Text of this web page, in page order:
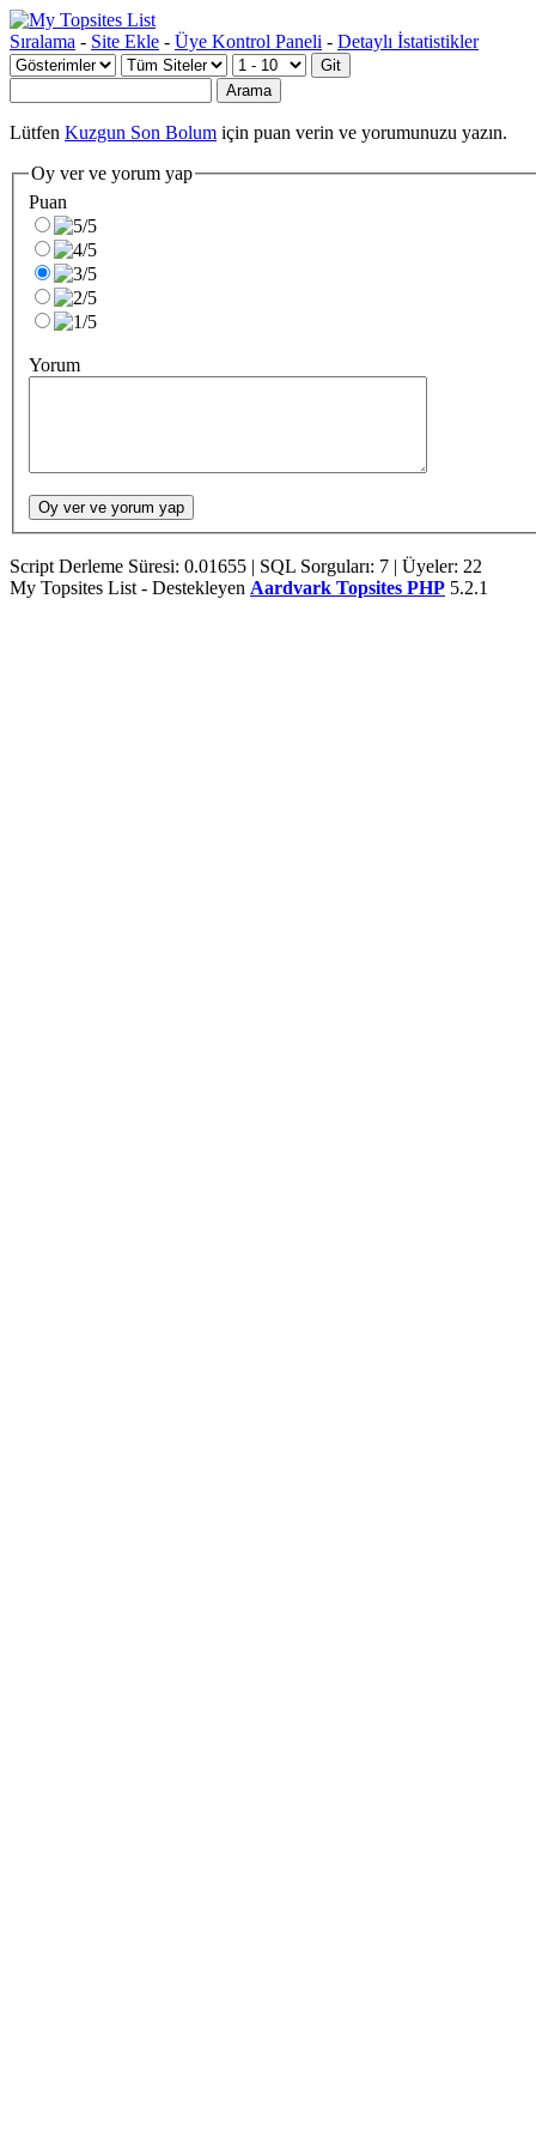
Sıralama - Site Ekle - Üye Kontrol Paneli - Detaylı İstatistikler
Lütfen Kuzgun Son Bolum için puan verin ve yorumunuzu yazın.
Oy ver ve yorum yap
Puan
Yorum
Script Derleme Süresi: 0.01655 | SQL Sorguları: 7 | Üyeler: 22
My Topsites List - Destekleyen Aardvark Topsites PHP 5.2.1